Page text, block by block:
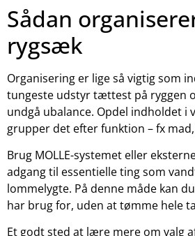
Sådan
rygsæk
Organisering er lige så vigtig som
tungeste udstyr tættest på ryggen
undgå ubalance. Opdel indholdet
grupper det efter funktion – fx
Brug MOLLE-systemet eller
adgang til essentielle ting som
lommelygte. På denne måde kan
har brug for, uden at tømme hele
Et godt sted at lære mere om valg